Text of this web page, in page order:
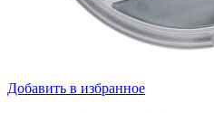
Добавить в избранное